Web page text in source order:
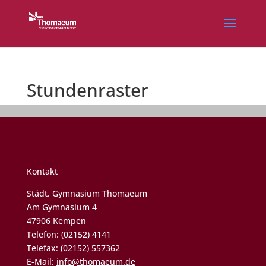
Stundenraster
Kontakt
Städt. Gymnasium Thomaeum
Am Gymnasium 4
47906 Kempen
Telefon: (02152) 4141
Telefax: (02152) 557362
E-Mail: info@thomaeum.de